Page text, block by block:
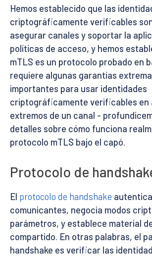
Hemos establecido que las
criptográficamente verificables
asegurar canales y soportar la
políticas de acceso, y hemos
mTLS es un protocolo probado en
requiere algunas garantías
importantes para usar identidades
criptográficamente verificables en
extremos de un canal -
detalles sobre cómo funciona
protocolo mTLS bajo el capó.
Protocolo de
El protocolo de handshake
comunicantes, negocia modos
parámetros, y establece material
compartido. En otras palabras, el
handshake es verificar las